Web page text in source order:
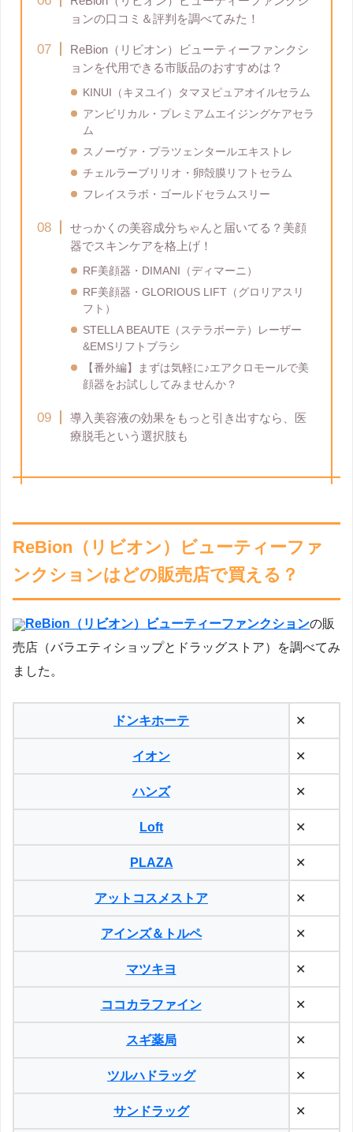
ョンの口コミ＆評判を調べてみた！
ReBion（リビオン）ビューティーファンクシ
ョンを代用できる市販品のおすすめは？
KINUI（キヌユイ）タマヌピュアオイルセラム
アンビリカル・プレミアムエイジングケアセラ
ム
スノーヴァ・プラツェンタールエキストレ
チェルラーブリリオ・卵殻膜リフトセラム
フレイスラボ・ゴールドセラムスリー
せっかくの美容成分ちゃんと届いてる？美顔
器でスキンケアを格上げ！
RF美顔器・DIMANI（ディマーニ）
RF美顔器・GLORIOUS LIFT（グロリアスリ
フト）
STELLA BEAUTE（ステラボーテ）レーザー
&EMSリフトブラシ
【番外編】まずは気軽に♪エアクロモールで美
顔器をお試ししてみませんか？
導入美容液の効果をもっと引き出すなら、医
療脱毛という選択肢も
ReBion（リビオン）ビューティーファ
ンクションはどの販売店で買える？
ReBion（リビオン）ビューティーファンクションの販
売店（バラエティショップとドラッグストア）を調べてみ
ました。
ドンキホーテ ✕
イオン ✕
ハンズ ✕
Loft ✕
PLAZA ✕
アットコスメストア ✕
アインズ＆トルペ ✕
マツキヨ ✕
ココカラファイン ✕
スギ薬局 ✕
ツルハドラッグ ✕
サンドラッグ ✕